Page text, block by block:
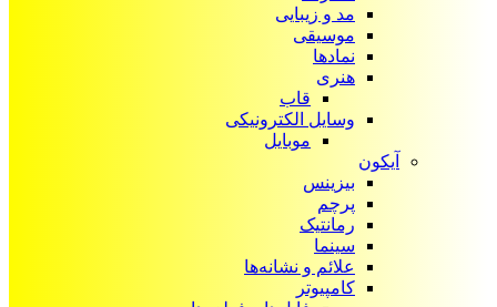
مد و زیبایی
موسیقی
نمادها
هنری
قاب
وسایل الکترونیکی
موبایل
آیکون‌
بیزینس
پرچم
رمانتیک
سینما
علائم و نشانه‌ها
کامپیوتر